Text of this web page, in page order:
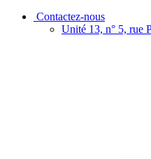
Contactez-nous
Unité 13, n° 5, rue